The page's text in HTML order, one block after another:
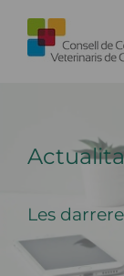
content
Les